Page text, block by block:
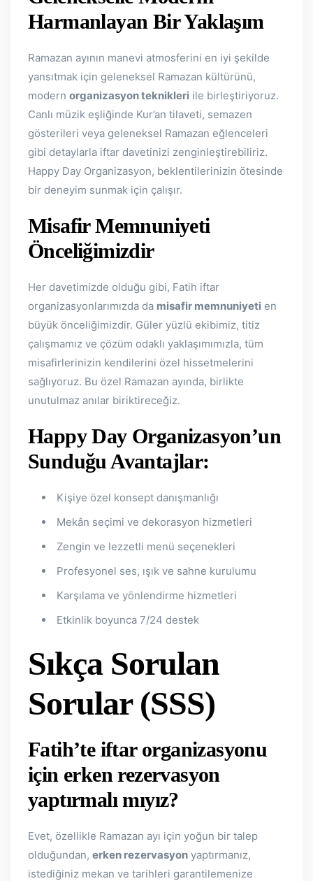
Harmanlayan Bir Yaklaşım
Ramazan ayının manevi atmosferini en iyi şekilde
yansıtmak için geleneksel Ramazan kültürünü,
modern organizasyon teknikleri ile birleştiriyoruz.
Canlı müzik eşliğinde Kur’an tilaveti, semazen
gösterileri veya geleneksel Ramazan eğlenceleri
gibi detaylarla iftar davetinizi zenginleştirebiliriz.
Happy Day Organizasyon, beklentilerinizin ötesinde
bir deneyim sunmak için çalışır.
Misafir Memnuniyeti
Önceliğimizdir
Her davetimizde olduğu gibi, Fatih iftar
organizasyonlarımızda da misafir memnuniyeti en
büyük önceliğimizdir. Güler yüzlü ekibimiz, titiz
çalışmamız ve çözüm odaklı yaklaşımımızla, tüm
misafirlerinizin kendilerini özel hissetmelerini
sağlıyoruz. Bu özel Ramazan ayında, birlikte
unutulmaz anılar biriktireceğiz.
Happy Day Organizasyon’un
Sunduğu Avantajlar:
Kişiye özel konsept danışmanlığı
Mekân seçimi ve dekorasyon hizmetleri
Zengin ve lezzetli menü seçenekleri
Profesyonel ses, ışık ve sahne kurulumu
Karşılama ve yönlendirme hizmetleri
Etkinlik boyunca 7/24 destek
Sıkça Sorulan
Sorular (SSS)
Fatih’te iftar organizasyonu
için erken rezervasyon
yaptırmalı mıyız?
Evet, özellikle Ramazan ayı için yoğun bir talep
olduğundan, erken rezervasyon yaptırmanız,
istediğiniz mekan ve tarihleri garantilemenize